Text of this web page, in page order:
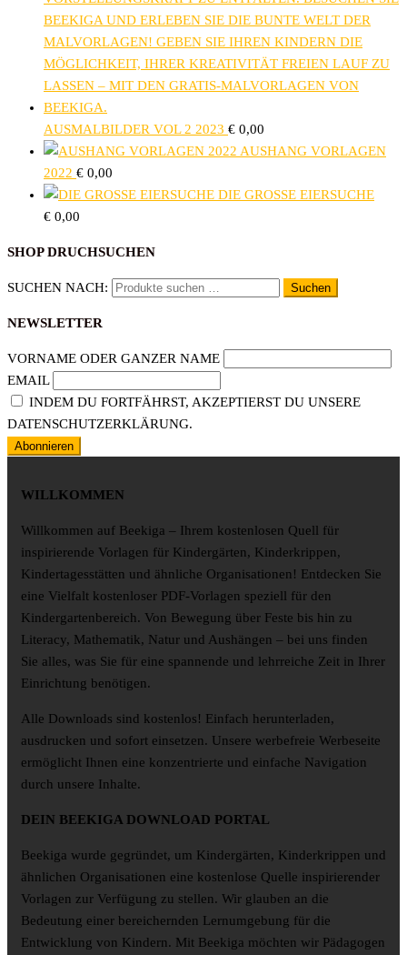
AUSMALBILDER VOL 2 2023 € 0,00
AUSHANG VORLAGEN
2022 € 0,00
DIE GROSSE EIERSUCHE
€ 0,00
SHOP DRUCHSUCHEN
SUCHEN NACH: Suchen
NEWSLETTER
VORNAME ODER GANZER NAME
EMAIL
INDEM DU FORTFÄHRST, AKZEPTIERST DU UNSERE
DATENSCHUTZERKLÄRUNG.
WILLKOMMEN
Willkommen auf Beekiga – Ihrem kostenlosen Quell für
inspirierende Vorlagen für Kindergärten, Kinderkrippen,
Kindertagesstätten und ähnliche Organisationen! Entdecken Sie
eine Vielfalt kostenloser PDF-Vorlagen speziell für den
Kindergartenbereich. Von Bewegung über Feste bis hin zu
Literacy, Mathematik, Natur und Aushängen – bei uns finden
Sie alles, was Sie für eine spannende und lehrreiche Zeit in Ihrer
Einrichtung benötigen.
Alle Downloads sind kostenlos! Einfach herunterladen,
ausdrucken und sofort einsetzen. Unsere werbefreie Werbeseite
ermöglicht Ihnen eine konzentrierte und einfache Navigation
durch unsere Inhalte.
DEIN BEEKIGA DOWNLOAD PORTAL
Beekiga wurde gegründet, um Kindergärten, Kinderkrippen und
ähnlichen Organisationen eine kostenlose Quelle inspirierender
Vorlagen zur Verfügung zu stellen. Wir glauben an die
Bedeutung einer bereichernden Lernumgebung für die
Entwicklung von Kindern. Mit Beekiga möchten wir Pädagogen